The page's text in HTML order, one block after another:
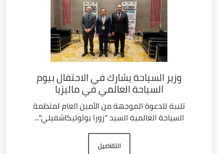
وزير السياحة يشارك في الاحتفال بيوم
السياحة العالمي في ماليزيا
تلبية للدعوة الموجهة من الأمين العام لمنظمة
السياحة العالمية السيد "زورا بولوليكاشفيلي"...
التفاصيل